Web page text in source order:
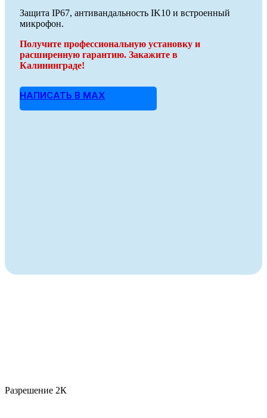
Защита IP67, антивандальность IK10 и встроенный
микрофон.
Получите профессиональную установку и
расширенную гарантию. Закажите в
Калининграде!
НАПИСАТЬ В MAX
Разрешение 2К